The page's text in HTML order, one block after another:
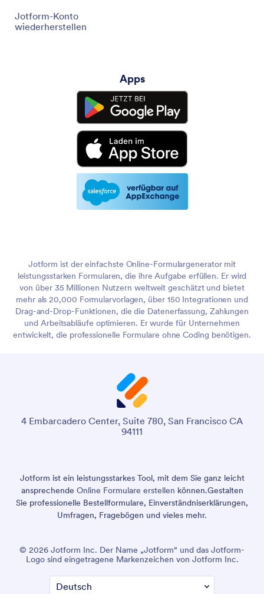
Jotform-Konto
wiederherstellen
Apps
Jotform ist der einfachste Online-Formulargenerator mit
leistungsstarken Formularen, die ihre Aufgabe erfüllen. Er wird
von über 35 Millionen Nutzern weltweit geschätzt und bietet
mehr als 20,000 Formularvorlagen, über 150 Integrationen und
Drag-and-Drop-Funktionen, die die Datenerfassung, Zahlungen
und Arbeitsabläufe optimieren. Er wurde für Unternehmen
entwickelt, die professionelle Formulare ohne Coding benötigen.
4 Embarcadero Center, Suite 780, San Francisco CA
94111
Jotform ist ein leistungsstarkes Tool, mit dem Sie ganz leicht
ansprechende Online Formulare erstellen können.Gestalten
Sie professionelle Bestellformulare, Einverständniserklärungen,
Umfragen, Fragebögen und vieles mehr.
© 2026 Jotform Inc. Der Name „Jotform“ und das Jotform-
Logo sind eingetragene Markenzeichen von Jotform Inc.